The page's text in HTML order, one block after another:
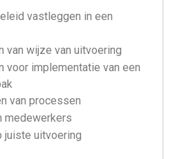
vastleggen in een
van wijze van uitvoering
voor implementatie van een
van processen
medewerkers
juiste uitvoering